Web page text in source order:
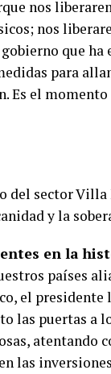
nos
nos
que
para
Es el
sector Villa
y la
en la
países
el presidente
las puertas a
atentando
las